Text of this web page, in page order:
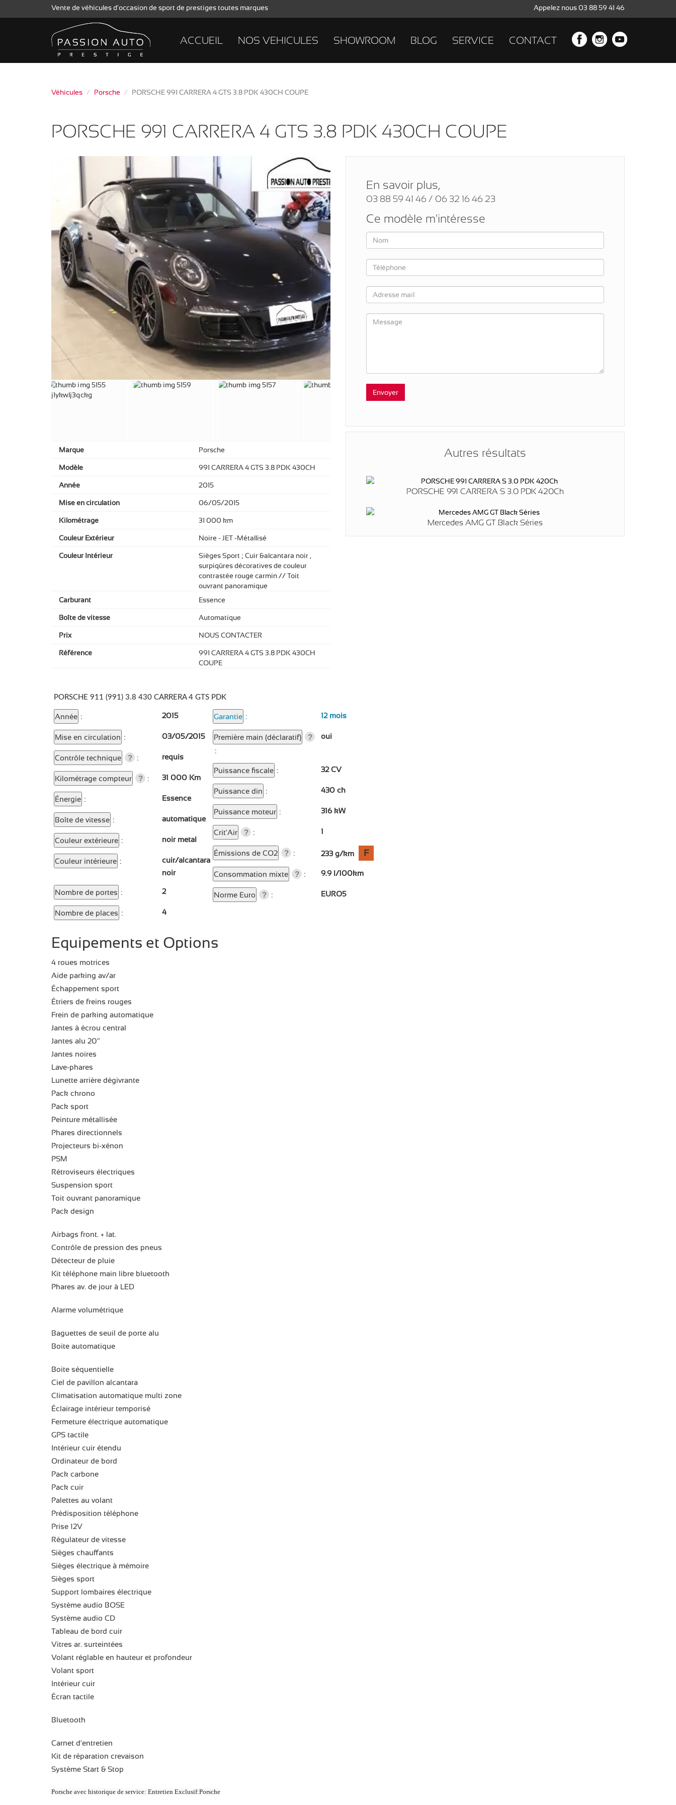
Vente de véhicules d'occasion de sport de prestiges toutes marques Appelez nous 03 88 59 41 46
ACCUEIL NOS VEHICULES SHOWROOM BLOG SERVICE CONTACT
Véhicules Porsche PORSCHE 991 CARRERA 4 GTS 3.8 PDK 430CH COUPE
PORSCHE 991 CARRERA 4 GTS 3.8 PDK 430CH COUPE
Marque Porsche
Modèle 991 CARRERA 4 GTS 3.8 PDK 430CH
Année 2015
Mise en circulation 06/05/2015
Kilométrage 31 000 km
Couleur Extérieur Noire - JET -Métallisé
Couleur Intérieur
Sièges Sport ; Cuir &alcantara noir ,
surpiqûres décoratives de couleur
contrastée rouge carmin // Toit
ouvrant panoramique
Carburant
Essence
Boîte de vitesse Automatique
Prix NOUS CONTACTER
Référence
991 CARRERA 4 GTS 3.8 PDK 430CH
COUPE
PORSCHE 911 (991) 3.8 430 CARRERA 4 GTS PDK
Année : 2015
Mise en circulation : 03/05/2015
Contrôle technique ? : requis
Kilométrage compteur ? : 31 000 Km
Énergie : Essence
Boîte de vitesse : automatique
Couleur extérieure : noir metal
Couleur intérieure :
cuir/alcantara
noir
Nombre de portes : 2
Nombre de places : 4
Garantie : 12 mois
Première main (déclaratif)
?
:
oui
Puissance fiscale : 32 CV
Puissance din : 430 ch
Puissance moteur : 316 kW
Crit'Air ? : 1
Émissions de CO2 ? : 233 g/km F
Consommation mixte ? : 9.9 l/100km
Norme Euro ? : EURO5
Equipements et Options
4 roues motrices
Aide parking av/ar
Échappement sport
Étriers de freins rouges
Frein de parking automatique
Jantes à écrou central
Jantes alu 20"
Jantes noires
Lave-phares
Lunette arrière dégivrante
Pack chrono
Pack sport
Peinture métallisée
Phares directionnels
Projecteurs bi-xénon
PSM
Rétroviseurs électriques
Suspension sport
Toit ouvrant panoramique
Pack design
Airbags front. + lat.
Contrôle de pression des pneus
Détecteur de pluie
Kit téléphone main libre bluetooth
Phares av. de jour à LED
Alarme volumétrique
Baguettes de seuil de porte alu
Boite automatique
Boite séquentielle
Ciel de pavillon alcantara
Climatisation automatique multi zone
Éclairage intérieur temporisé
Fermeture électrique automatique
GPS tactile
Intérieur cuir étendu
Ordinateur de bord
Pack carbone
Pack cuir
Palettes au volant
Prédisposition téléphone
Prise 12V
Régulateur de vitesse
Sièges chauffants
Sièges électrique à mémoire
Sièges sport
Support lombaires électrique
Système audio BOSE
Système audio CD
Tableau de bord cuir
Vitres ar. surteintées
Volant réglable en hauteur et profondeur
Volant sport
Intérieur cuir
Écran tactile
Bluetooth
Carnet d'entretien
Kit de réparation crevaison
Système Start & Stop
Porsche avec historique de service: Entretien Exclusif:Porsche
En savoir plus,
03 88 59 41 46 / 06 32 16 46 23
Ce modèle m'intéresse
Autres résultats
PORSCHE 991 CARRERA S 3.0 PDK 420Ch
Mercedes AMG GT Black Séries